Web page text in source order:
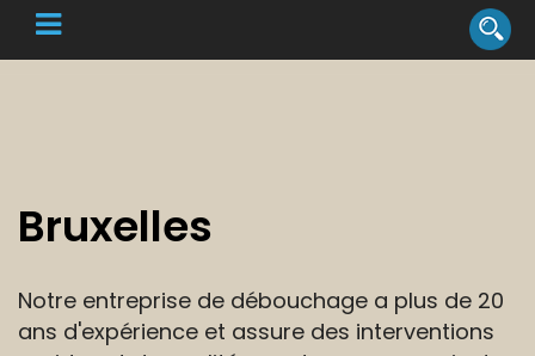
Bruxelles
Notre entreprise de débouchage a plus de 20
ans d'expérience et assure des interventions